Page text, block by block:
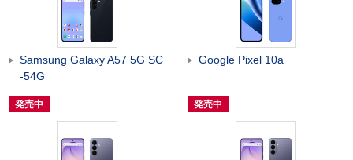
Samsung Galaxy A57 5G SC
-54G
発売中
Google Pixel 10a
発売中